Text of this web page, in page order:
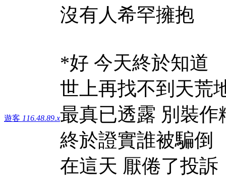
遊客 116.48.89.x
沒有人希罕擁抱
*好 今天終於知道
世上再找不到天荒
最真已透露 別裝作
終於證實誰被騙倒
在這天 厭倦了投訴